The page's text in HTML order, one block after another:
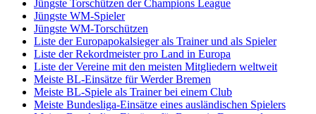
Jüngste Torschützen der Champions League
Jüngste WM-Spieler
Jüngste WM-Torschützen
Liste der Europapokalsieger als Trainer und als Spieler
Liste der Rekordmeister pro Land in Europa
Liste der Vereine mit den meisten Mitgliedern weltweit
Meiste BL-Einsätze für Werder Bremen
Meiste BL-Spiele als Trainer bei einem Club
Meiste Bundesliga-Einsätze eines ausländischen Spielers